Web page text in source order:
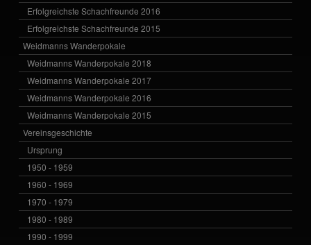
Erfolgreichste Schachfreunde 2016
Erfolgreichste Schachfreunde 2015
Weidmanns Wanderpokale
Weidmanns Wanderpokale 2018
Weidmanns Wanderpokale 2017
Weidmanns Wanderpokale 2016
Weidmanns Wanderpokale 2015
Vereinsgeschichte
Ursprung
1950 - 1959
1960 - 1969
1970 - 1979
1980 - 1989
1990 - 1999